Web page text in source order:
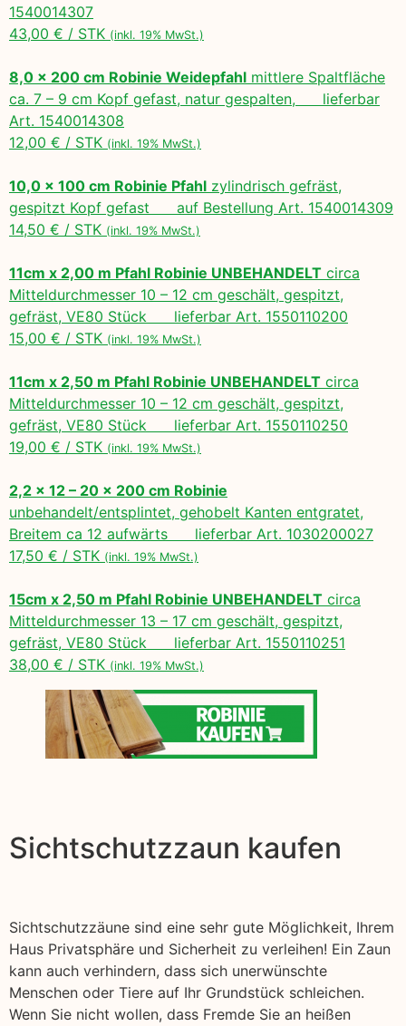
1540014307
43,00 € / STK (inkl. 19% MwSt.)
8,0 x 200 cm Robinie Weidepfahl mittlere Spaltfläche
ca. 7 – 9 cm Kopf gefast, natur gespalten, lieferbar
Art. 1540014308
12,00 € / STK (inkl. 19% MwSt.)
10,0 x 100 cm Robinie Pfahl zylindrisch gefräst,
gespitzt Kopf gefast auf Bestellung Art. 1540014309
14,50 € / STK (inkl. 19% MwSt.)
11cm x 2,00 m Pfahl Robinie UNBEHANDELT circa
Mitteldurchmesser 10 – 12 cm geschält, gespitzt,
gefräst, VE80 Stück lieferbar Art. 1550110200
15,00 € / STK (inkl. 19% MwSt.)
11cm x 2,50 m Pfahl Robinie UNBEHANDELT circa
Mitteldurchmesser 10 – 12 cm geschält, gespitzt,
gefräst, VE80 Stück lieferbar Art. 1550110250
19,00 € / STK (inkl. 19% MwSt.)
2,2 x 12 – 20 x 200 cm Robinie
unbehandelt/entsplintet, gehobelt Kanten entgratet,
Breitem ca 12 aufwärts lieferbar Art. 1030200027
17,50 € / STK (inkl. 19% MwSt.)
15cm x 2,50 m Pfahl Robinie UNBEHANDELT circa
Mitteldurchmesser 13 – 17 cm geschält, gespitzt,
gefräst, VE80 Stück lieferbar Art. 1550110251
38,00 € / STK (inkl. 19% MwSt.)
Sichtschutzzaun kaufen
Sichtschutzzäune sind eine sehr gute Möglichkeit, Ihrem
Haus Privatsphäre und Sicherheit zu verleihen! Ein Zaun
kann auch verhindern, dass sich unerwünschte
Menschen oder Tiere auf Ihr Grundstück schleichen.
Wenn Sie nicht wollen, dass Fremde Sie an heißen